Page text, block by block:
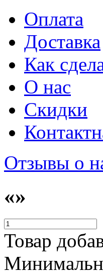
Оплата
Доставка
Как
О нас
Скидки
Отзывы о
«»
Товар